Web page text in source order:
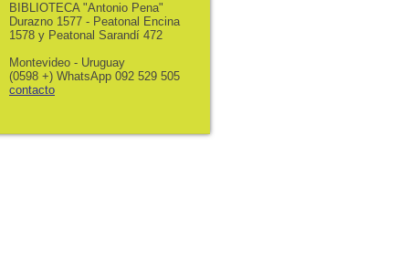
BIBLIOTECA "Antonio Pena"
Durazno 1577 - Peatonal Encina
1578 y Peatonal Sarandí 472
Montevideo - Uruguay
(0598 +) WhatsApp 092 529 505
contacto